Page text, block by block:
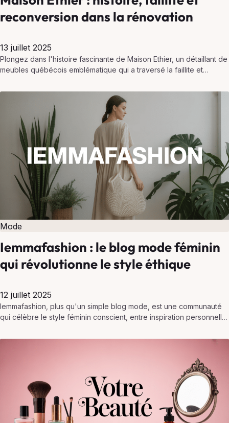
reconversion dans la rénovation
13 juillet 2025
Plongez dans l'histoire fascinante de Maison Ethier, un détaillant de
meubles québécois emblématique qui a traversé la faillite et
Mode
Iemmafashion : le blog mode féminin
qui révolutionne le style éthique
12 juillet 2025
Iemmafashion, plus qu'un simple blog mode, est une communauté
qui célèbre le style féminin conscient, entre inspiration personnelle